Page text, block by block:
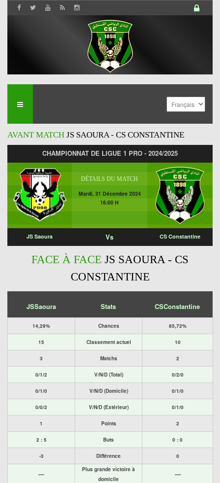
AVANT MATCH JS SAOURA - CS CONSTANTINE
CHAMPIONNAT DE LIGUE 1 PRO - 2024/2025
DÉTAILS DU MATCH
Mardi, 31 Décembre 2024
16:00 H
JS Saoura Vs CS Constantine
FACE À FACE JS SAOURA - CS
CONSTANTINE
JSSaoura Stats CSConstantine
14,29% Chances 85,72%
15 Classement actuel 10
3 Matchs 2
0/1/2 V/N/D (Total) 0/2/0
0/1/0 V/N/D (Domicile) 0/1/0
0/0/2 V/N/D (Extérieur) 0/1/0
1 Points 2
2 : 5 Buts 0 : 0
-3 Différence 0
----
Plus grande victoire à
domicile
----